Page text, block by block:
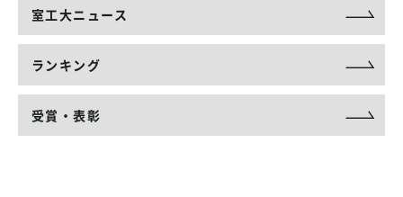
室工大ニュース
ランキング
受賞・表彰